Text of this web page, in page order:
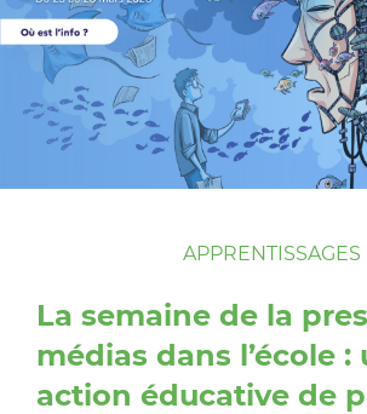
APPRENTISSAGES
La semaine de la
médias dans l’école :
action éducative de